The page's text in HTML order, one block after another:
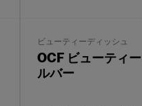
ビューティーディッシュ
OCF ビューティ
ルバー